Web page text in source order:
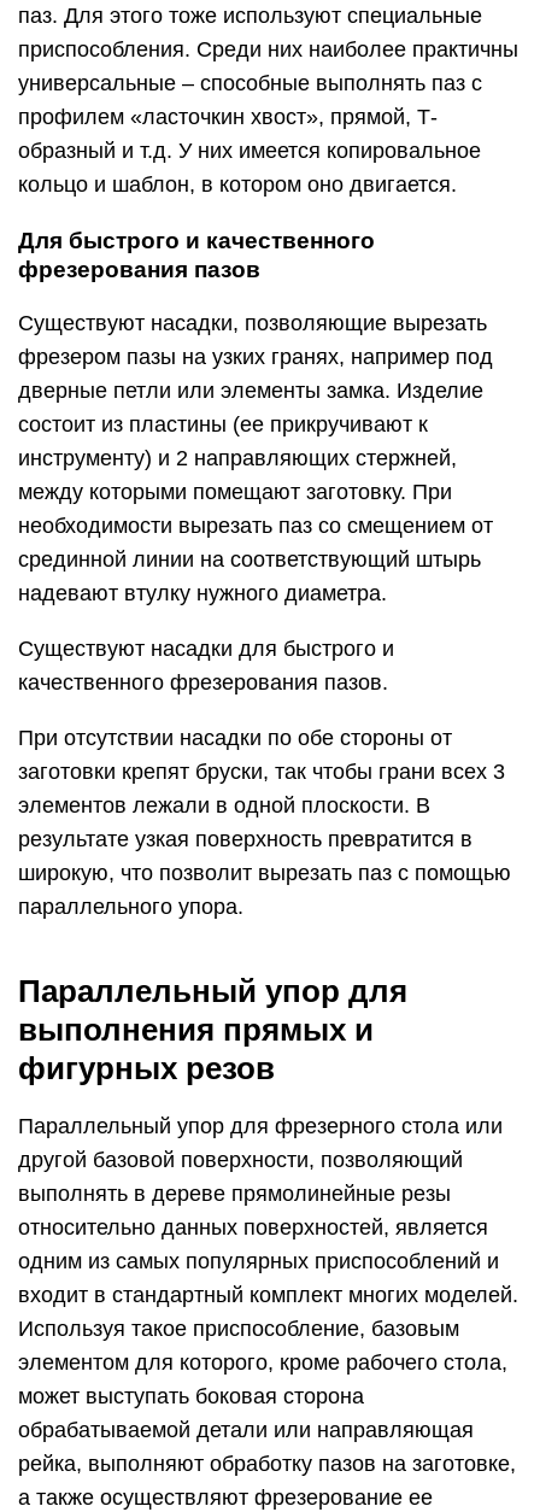
паз. Для этого тоже используют специальные
приспособления. Среди них наиболее практичны
универсальные – способные выполнять паз с
профилем «ласточкин хвост», прямой, Т-
образный и т.д. У них имеется копировальное
кольцо и шаблон, в котором оно двигается.
Для быстрого и качественного
фрезерования пазов
Существуют насадки, позволяющие вырезать
фрезером пазы на узких гранях, например под
дверные петли или элементы замка. Изделие
состоит из пластины (ее прикручивают к
инструменту) и 2 направляющих стержней,
между которыми помещают заготовку. При
необходимости вырезать паз со смещением от
срединной линии на соответствующий штырь
надевают втулку нужного диаметра.
Существуют насадки для быстрого и
качественного фрезерования пазов.
При отсутствии насадки по обе стороны от
заготовки крепят бруски, так чтобы грани всех 3
элементов лежали в одной плоскости. В
результате узкая поверхность превратится в
широкую, что позволит вырезать паз с помощью
параллельного упора.
Параллельный упор для
выполнения прямых и
фигурных резов
Параллельный упор для фрезерного стола или
другой базовой поверхности, позволяющий
выполнять в дереве прямолинейные резы
относительно данных поверхностей, является
одним из самых популярных приспособлений и
входит в стандартный комплект многих моделей.
Используя такое приспособление, базовым
элементом для которого, кроме рабочего стола,
может выступать боковая сторона
обрабатываемой детали или направляющая
рейка, выполняют обработку пазов на заготовке,
а также осуществляют фрезерование ее